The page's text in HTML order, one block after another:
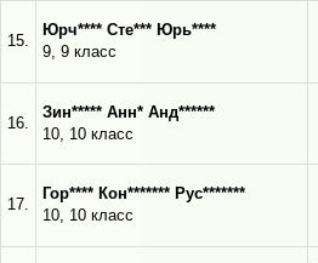
15.
Юрч**** Сте*** Юрь****
9, 9 класс
16.
Зин***** Анн* Анд******
10, 10 класс
17.
Гор**** Кон******* Рус*******
10, 10 класс